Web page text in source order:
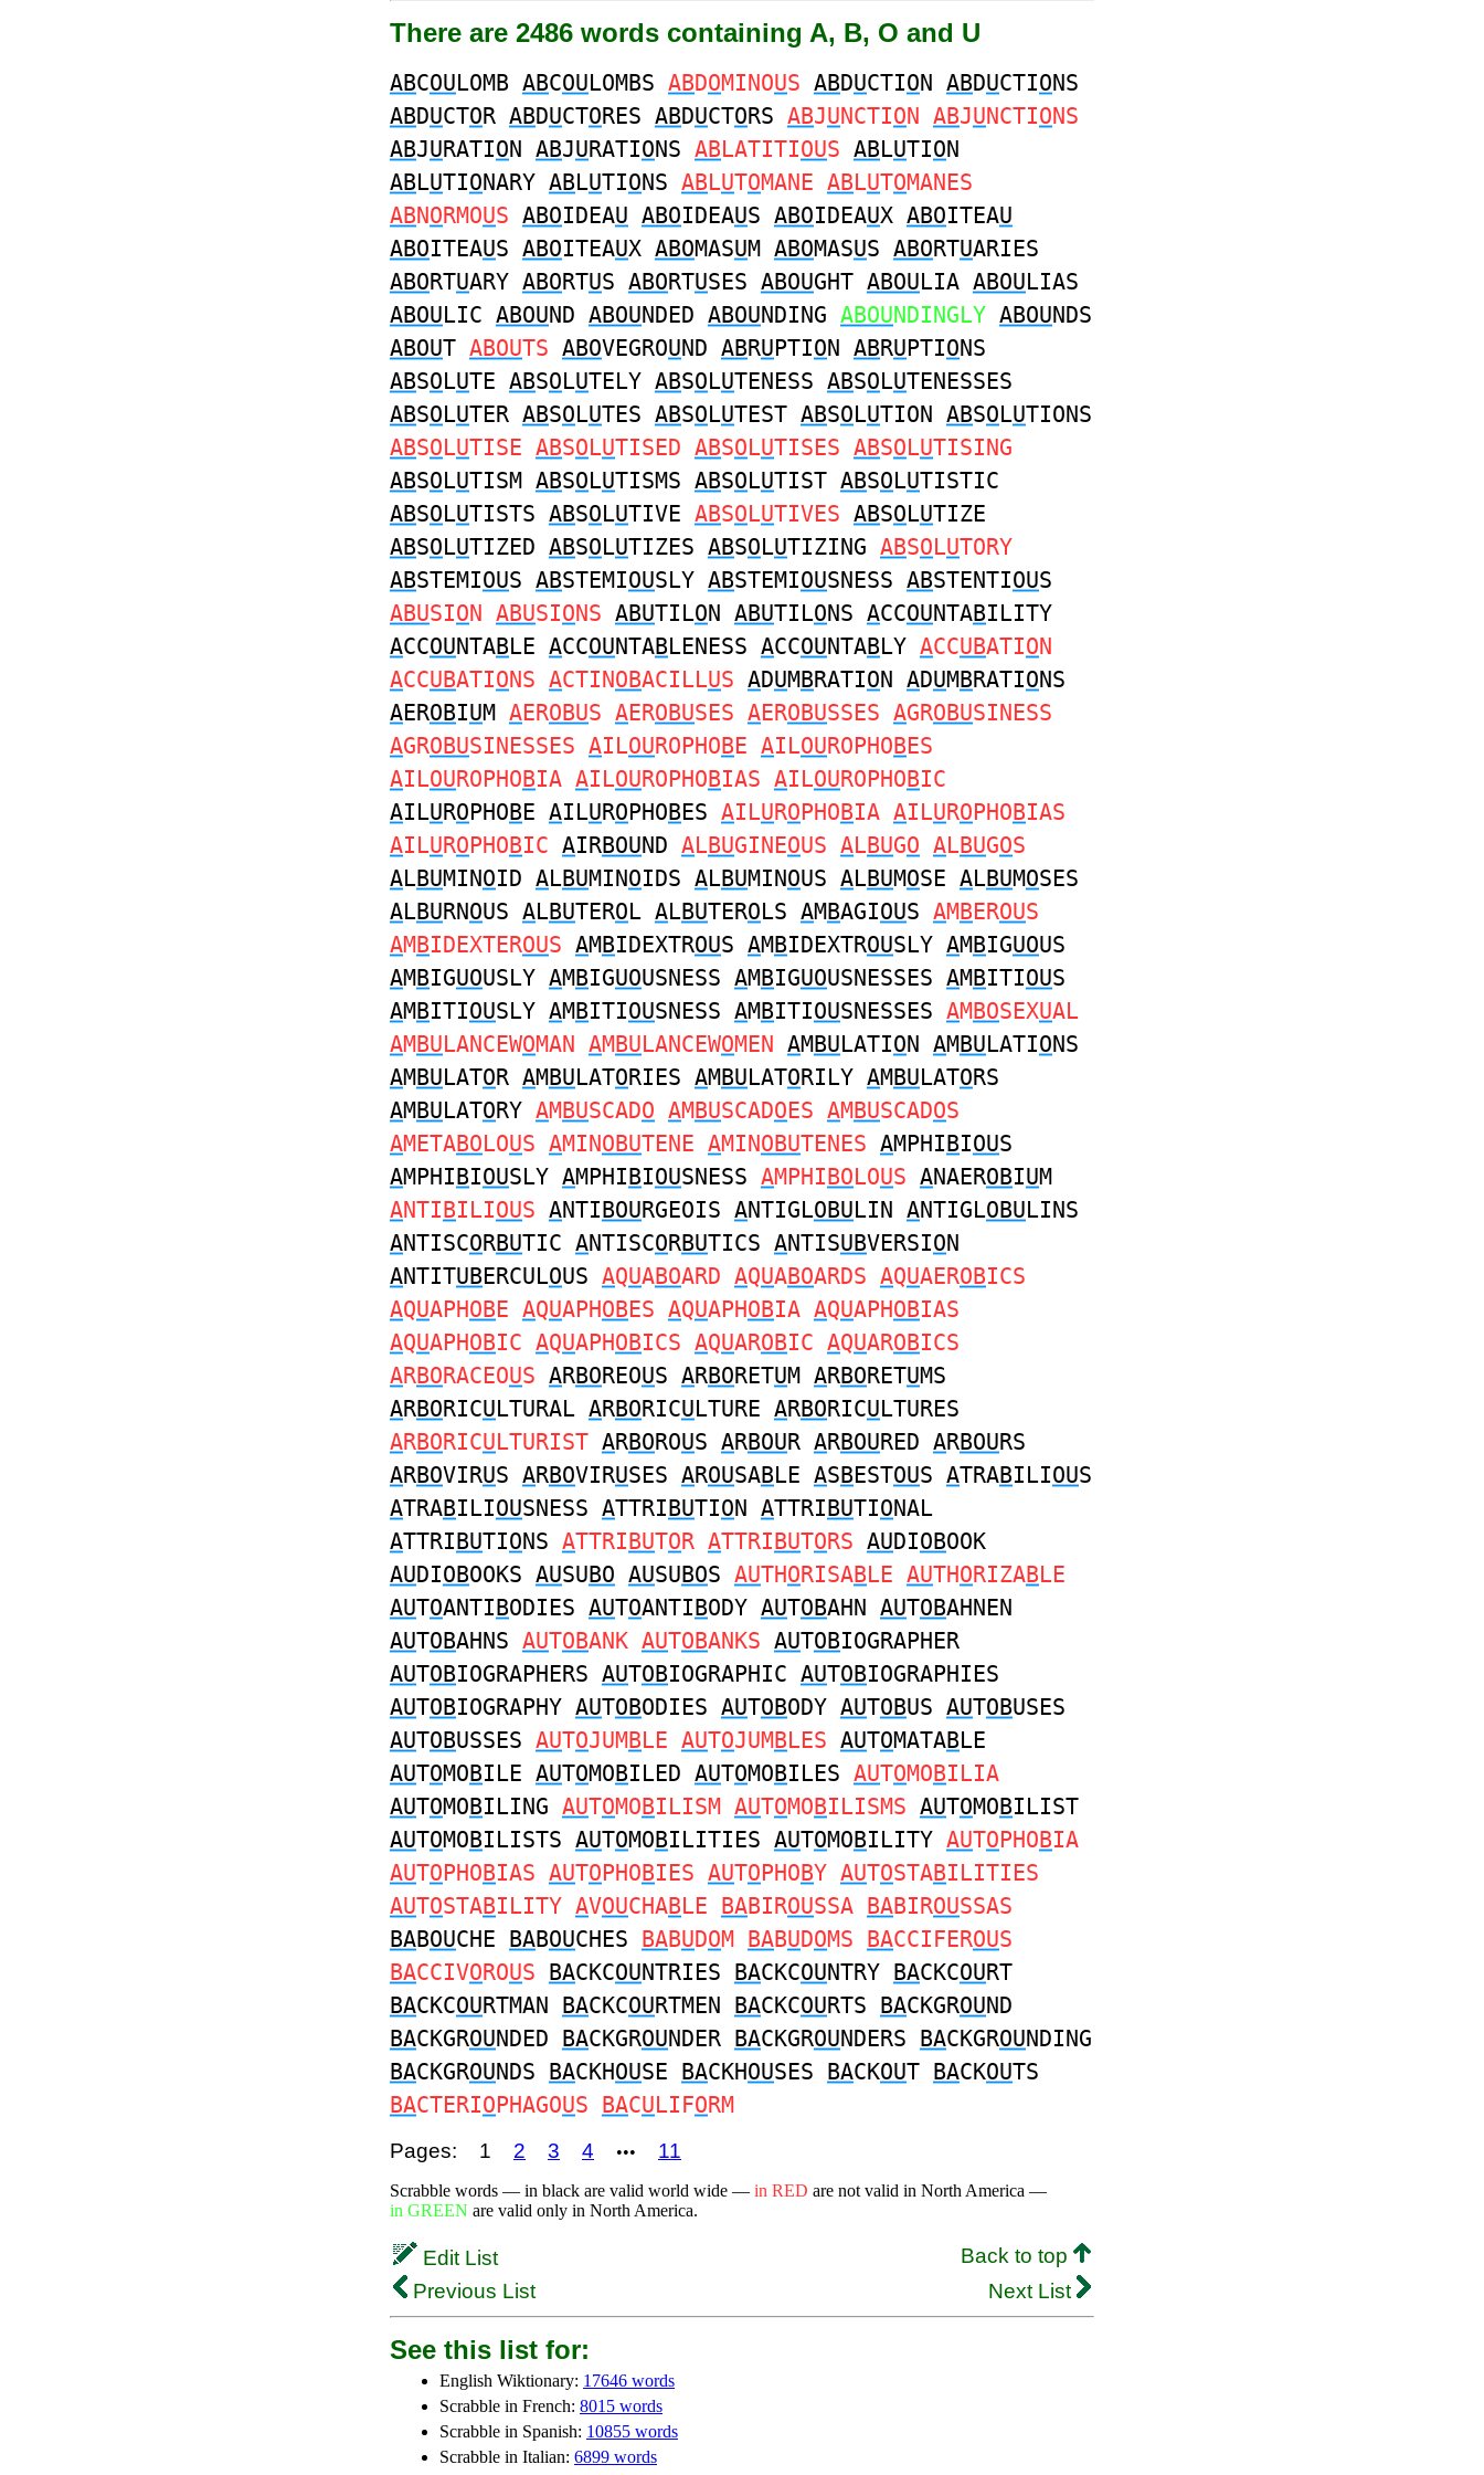
There are 2486 words containing A, B, O and U
ABCOULOMB ABCOULOMBS ABDOMINOUS ABDUCTION ABDUCTIONS
ABDUCTOR ABDUCTORES ABDUCTORS ABJUNCTION ABJUNCTIONS
ABJURATION ABJURATIONS ABLATITIOUS ABLUTION
ABLUTIONARY ABLUTIONS ABLUTOMANE ABLUTOMANES
ABNORMOUS ABOIDEAU ABOIDEAUS ABOIDEAUX ABOITEAU
ABOITEAUS ABOITEAUX ABOMASUM ABOMASUS ABORTUARIES
ABORTUARY ABORTUS ABORTUSES ABOUGHT ABOULIA ABOULIAS
ABOULIC ABOUND ABOUNDED ABOUNDING ABOUNDINGLY ABOUNDS
ABOUT ABOUTS ABOVEGROUND ABRUPTION ABRUPTIONS
ABSOLUTE ABSOLUTELY ABSOLUTENESS ABSOLUTENESSES
ABSOLUTER ABSOLUTES ABSOLUTEST ABSOLUTION ABSOLUTIONS
ABSOLUTISE ABSOLUTISED ABSOLUTISES ABSOLUTISING
ABSOLUTISM ABSOLUTISMS ABSOLUTIST ABSOLUTISTIC
ABSOLUTISTS ABSOLUTIVE ABSOLUTIVES ABSOLUTIZE
ABSOLUTIZED ABSOLUTIZES ABSOLUTIZING ABSOLUTORY
ABSTEMIOUS ABSTEMIOUSLY ABSTEMIOUSNESS ABSTENTIOUS
ABUSION ABUSIONS ABUTILON ABUTILONS ACCOUNTABILITY
ACCOUNTABLE ACCOUNTABLENESS ACCOUNTABLY ACCUBATION
ACCUBATIONS ACTINOBACILLUS ADUMBRATION ADUMBRATIONS
AEROBIUM AEROBUS AEROBUSES AEROBUSSES AGROBUSINESS
AGROBUSINESSES AILOUROPHOBE AILOUROPHOBES
AILOUROPHOBIA AILOUROPHOBIAS AILOUROPHOBIC
AILUROPHOBE AILUROPHOBES AILUROPHOBIA AILUROPHOBIAS
AILUROPHOBIC AIRBOUND ALBUGINEOUS ALBUGO ALBUGOS
ALBUMINOID ALBUMINOIDS ALBUMINOUS ALBUMOSE ALBUMOSES
ALBURNOUS ALBUTEROL ALBUTEROLS AMBAGIOUS AMBEROUS
AMBIDEXTEROUS AMBIDEXTROUS AMBIDEXTROUSLY AMBIGUOUS
AMBIGUOUSLY AMBIGUOUSNESS AMBIGUOUSNESSES AMBITIOUS
AMBITIOUSLY AMBITIOUSNESS AMBITIOUSNESSES AMBOSEXUAL
AMBULANCEWOMAN AMBULANCEWOMEN AMBULATION AMBULATIONS
AMBULATOR AMBULATORIES AMBULATORILY AMBULATORS
AMBULATORY AMBUSCADO AMBUSCADOES AMBUSCADOS
AMETABOLOUS AMINOBUTENE AMINOBUTENES AMPHIBIOUS
AMPHIBIOUSLY AMPHIBIOUSNESS AMPHIBOLOUS ANAEROBIUM
ANTIBILIOUS ANTIBOURGEOIS ANTIGLOBULIN ANTIGLOBULINS
ANTISCORBUTIC ANTISCORBUTICS ANTISUBVERSION
ANTITUBERCULOUS AQUABOARD AQUABOARDS AQUAEROBICS
AQUAPHOBE AQUAPHOBES AQUAPHOBIA AQUAPHOBIAS
AQUAPHOBIC AQUAPHOBICS AQUAROBIC AQUAROBICS
ARBORACEOUS ARBOREOUS ARBORETUM ARBORETUMS
ARBORICULTURAL ARBORICULTURE ARBORICULTURES
ARBORICULTURIST ARBOROUS ARBOUR ARBOURED ARBOURS
ARBOVIRUS ARBOVIRUSES AROUSABLE ASBESTOUS ATRABILIOUS
ATRABILIOUSNESS ATTRIBUTION ATTRIBUTIONAL
ATTRIBUTIONS ATTRIBUTOR ATTRIBUTORS AUDIOBOOK
AUDIOBOOKS AUSUBO AUSUBOS AUTHORISABLE AUTHORIZABLE
AUTOANTIBODIES AUTOANTIBODY AUTOBAHN AUTOBAHNEN
AUTOBAHNS AUTOBANK AUTOBANKS AUTOBIOGRAPHER
AUTOBIOGRAPHERS AUTOBIOGRAPHIC AUTOBIOGRAPHIES
AUTOBIOGRAPHY AUTOBODIES AUTOBODY AUTOBUS AUTOBUSES
AUTOBUSSES AUTOJUMBLE AUTOJUMBLES AUTOMATABLE
AUTOMOBILE AUTOMOBILED AUTOMOBILES AUTOMOBILIA
AUTOMOBILING AUTOMOBILISM AUTOMOBILISMS AUTOMOBILIST
AUTOMOBILISTS AUTOMOBILITIES AUTOMOBILITY AUTOPHOBIA
AUTOPHOBIAS AUTOPHOBIES AUTOPHOBY AUTOSTABILITIES
AUTOSTABILITY AVOUCHABLE BABIROUSSA BABIROUSSAS
BABOUCHE BABOUCHES BABUDOM BABUDOMS BACCIFEROUS
BACCIVOROUS BACKCOUNTRIES BACKCOUNTRY BACKCOURT
BACKCOURTMAN BACKCOURTMEN BACKCOURTS BACKGROUND
BACKGROUNDED BACKGROUNDER BACKGROUNDERS BACKGROUNDING
BACKGROUNDS BACKHOUSE BACKHOUSES BACKOUT BACKOUTS
BACTERIOPHAGOUS BACULIFORM
Pages: 1 2 3 4 ••• 11
Scrabble words — in black are valid world wide — in RED are not valid in North America —
in GREEN are valid only in North America.
Edit List
Back to top
Previous List
Next List
See this list for:
English Wiktionary: 17646 words
Scrabble in French: 8015 words
Scrabble in Spanish: 10855 words
Scrabble in Italian: 6899 words